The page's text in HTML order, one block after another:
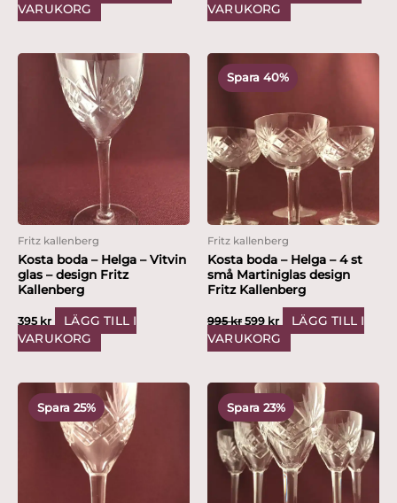
VARUKORG
VARUKORG
Fritz kallenberg
Kosta boda – Helga – Vitvin
glas – design Fritz
Kallenberg
395 kr
LÄGG TILL I
VARUKORG
Spara 40%
Fritz kallenberg
Kosta boda – Helga – 4 st
små Martiniglas design
Fritz Kallenberg
995kr
ursprungliga
995 kr.
599 kr
nuvarande
599 kr.
LÄGG TILL I
VARUKORG
Spara 25%
Det
ursprungliga
var:
595 kr.
Det
nuvarande
priset
är:
449 kr.
Spara 23%
Det
ursprungliga
var:
1,295 kr.
nuvarande
priset
är:
999 kr.